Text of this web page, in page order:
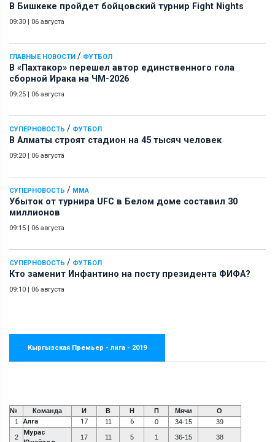
В Бишкеке пройдет бойцовский турнир Fight Nights
09:30 | 06 августа
ГЛАВНЫЕ НОВОСТИ / ФУТБОЛ
В «Пахтакор» перешел автор единственного гола
сборной Ирака на ЧМ-2026
09:25 | 06 августа
СУПЕРНОВОСТЬ / ФУТБОЛ
В Алматы строят стадион на 45 тысяч человек
09:20 | 06 августа
СУПЕРНОВОСТЬ / ММА
Убыток от турнира UFC в Белом доме составил 30
миллионов
09:15 | 06 августа
СУПЕРНОВОСТЬ / ФУТБОЛ
Кто заменит Инфантино на посту президента ФИФА?
09:10 | 06 августа
Кыргызская Премьер - лига - 2019
№ Команда И В Н П Мячи
О
1
Алга 17 11 6 0 34-15 39
2
Мурас
17 11 5 1 36-15 38